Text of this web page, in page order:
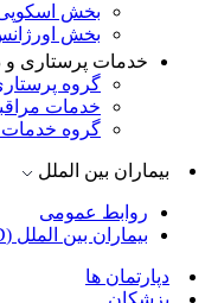
بخش
بخش
خدمات پرستاری و
گروه
خدمات
گروه
بیماران بین الملل
روابط عمومی
بیماران بین الملل (IPD)
دپارتمان ها
پزشکان